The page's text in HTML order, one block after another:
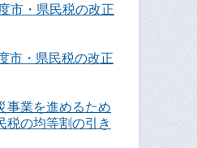
市・県民税の改正
市・県民税の改正
事業を進めるため
税の均等割の引き